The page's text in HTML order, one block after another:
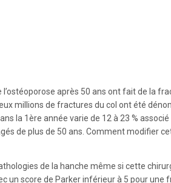
après 50 ans ont fait de la
millions de fractures du col ont été
la 1ère année varie de 12 à 23 % associé
de plus de 50 ans. Comment modifier
de la hanche même si cette
un score de Parker inférieur à 5 pour une